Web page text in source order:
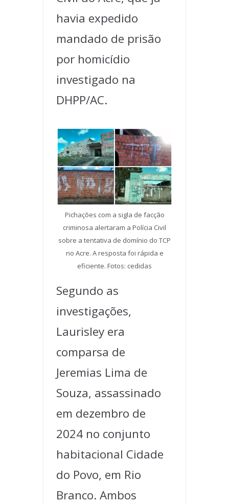
havia expedido
mandado de prisão
por homicídio
investigado na
DHPP/AC.
Pichações com a sigla de facção
criminosa alertaram a Polícia Civil
sobre a tentativa de domínio do TCP
no Acre. A resposta foi rápida e
eficiente. Fotos: cedidas
Segundo as
investigações,
Laurisley era
comparsa de
Jeremias Lima de
Souza, assassinado
em dezembro de
2024 no conjunto
habitacional Cidade
do Povo, em Rio
Branco. Ambos